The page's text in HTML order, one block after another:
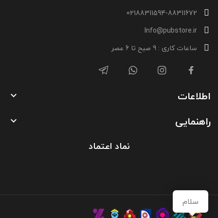
02188311594-88311672
Info@pubstore.ir
ساعات کاری : 9 صبح تا 6 عصر
اطلاعات 
راهنمایی 
نماد اعتماد
سلام